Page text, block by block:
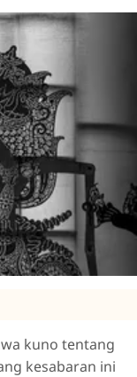
kuno tentang
kesabaran ini